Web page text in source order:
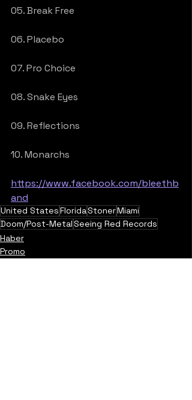
05. Break Free
06. Placebo
07. Pro Choice
08. Snake Eyes
09. Reflections
10. Monarchs
https://www.facebook.com/bleethb
and
United StatesFloridaStonerMiami
Doom/Post-MetalSeeing Red Records
Haber
Promo